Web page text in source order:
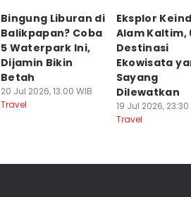
Bingung Liburan di
Balikpapan? Coba
5 Waterpark Ini,
Dijamin Bikin
Betah
20 Jul 2026, 13:00 WIB
Travel
Eksplor
Alam Kaltim,
Destinasi
Ekowisata
Sayang
Dilewatkan
19 Jul 2026, 23:30
Travel